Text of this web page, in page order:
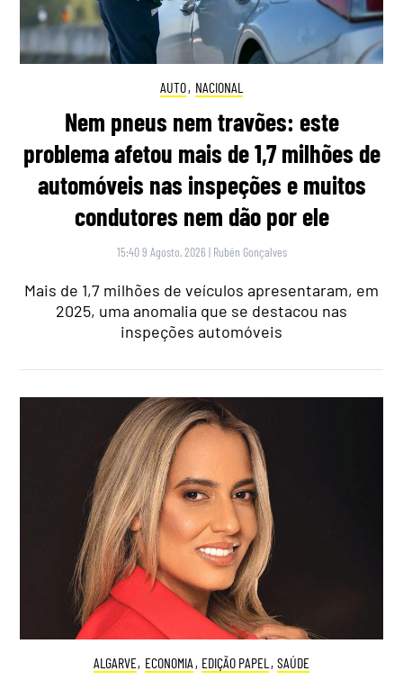
AUTO, NACIONAL
Nem pneus nem travões: este
problema afetou mais de 1,7 milhões de
automóveis nas inspeções e muitos
condutores nem dão por ele
15:40 9 Agosto, 2026 | Rubén Gonçalves
Mais de 1,7 milhões de veículos apresentaram, em
2025, uma anomalia que se destacou nas
inspeções automóveis
ALGARVE, ECONOMIA , EDIÇÃO PAPEL , SAÚDE